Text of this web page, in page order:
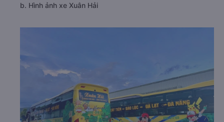
b. Hình ảnh xe Xuân Hải